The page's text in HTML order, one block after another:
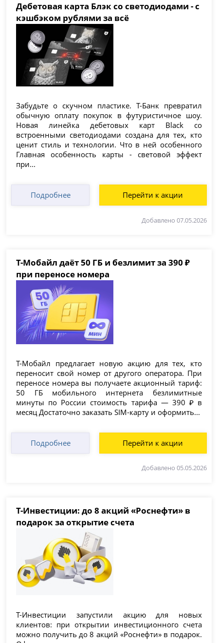
Дебетовая карта Блэк со светодиодами - c
кэшбэком рублями за всё
Забудьте о скучном пластике. Т-Банк превратил
обычную оплату покупок в футуристичное шоу.
Новая линейка дебетовых карт Black со
встроенными светодиодами создана для тех, кто
ценит стиль и технологии. Что в ней особенного
Главная особенность карты - световой эффект
при...
Подробнее Перейти к акции
Добавлено 07.05.2026
Т-Мобайл даёт 50 ГБ и безлимит за 390 ₽
при переносе номера
Т-Мобайл предлагает новую акцию для тех, кто
переносит свой номер от другого оператора. При
переносе номера вы получаете акционный тариф:
50 ГБ мобильного интернета безлимитные
минуты по России стоимость тарифа — 390 ₽ в
месяц Достаточно заказать SIM-карту и оформить...
Подробнее Перейти к акции
Добавлено 05.05.2026
Т-Инвестиции: до 8 акций «Роснефти» в
подарок за открытие счета
Т-Инвестиции запустили акцию для новых
клиентов: при открытии инвестиционного счета
можно получить до 8 акций «Роснефти» в подарок.